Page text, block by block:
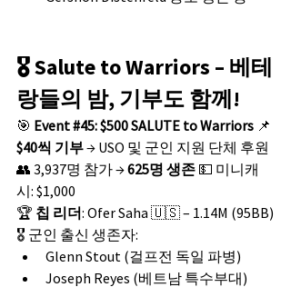
🎖️ Salute to Warriors – 베테
랑들의 밤, 기부도 함께!
🎯 Event #45: $500 SALUTE to Warriors 📌
$40씩 기부 → USO 및 군인 지원 단체 후원
👥 3,937명 참가 → 625명 생존 💵 미니캐
시: $1,000
🏆 칩 리더: Ofer Saha 🇺🇸 – 1.14M (95BB)
🎖️ 군인 출신 생존자:
Glenn Stout (걸프전 독일 파병)
Joseph Reyes (베트남 특수부대)